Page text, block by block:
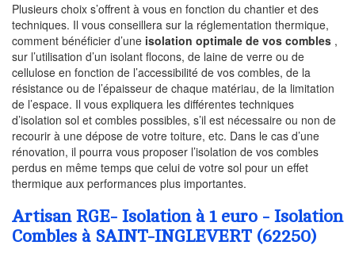
Plusieurs choix s’offrent à vous en fonction du chantier et des
techniques. Il vous conseillera sur la réglementation thermique,
comment bénéficier d’une isolation optimale de vos combles ,
sur l’utilisation d’un isolant flocons, de laine de verre ou de
cellulose en fonction de l’accessibilité de vos combles, de la
résistance ou de l’épaisseur de chaque matériau, de la limitation
de l’espace. Il vous expliquera les différentes techniques
d’isolation sol et combles possibles, s’il est nécessaire ou non de
recourir à une dépose de votre toiture, etc. Dans le cas d’une
rénovation, il pourra vous proposer l’isolation de vos combles
perdus en même temps que celui de votre sol pour un effet
thermique aux performances plus importantes.
Artisan RGE- Isolation à 1 euro - Isolation
Combles à SAINT-INGLEVERT (62250)